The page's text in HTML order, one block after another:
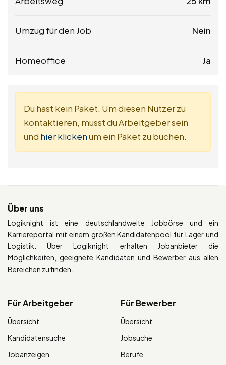
Umzug für den Job Nein
Homeoffice Ja
Du hast kein Paket. Um diesen Nutzer zu
kontaktieren, musst du Arbeitgeber sein
und hier klickenum ein Paket zu buchen.
Über uns
Logiknight ist eine deutschlandweite Jobbörse und ein
Karriereportal mit einem großen Kandidatenpool für Lager und
Logistik. Über Logiknight erhalten Jobanbieter die
Möglichkeiten, geeignete Kandidaten und Bewerber aus allen
Bereichen zu finden.
Für Arbeitgeber
Übersicht
Kandidatensuche
Jobanzeigen
Für Bewerber
Übersicht
Jobsuche
Berufe